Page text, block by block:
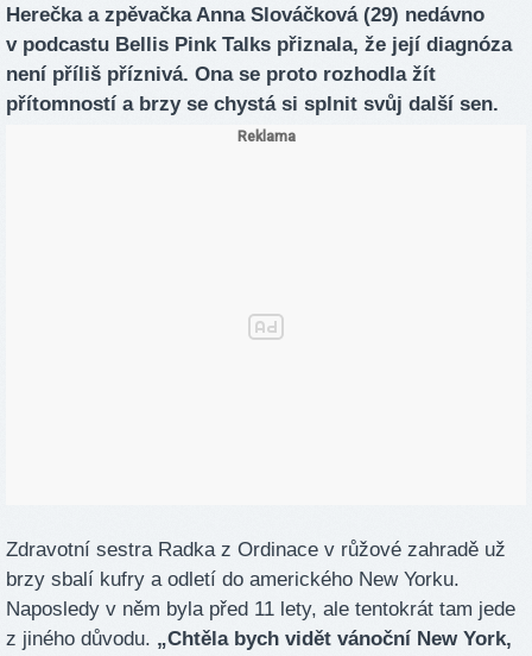
Herečka a zpěvačka Anna Slováčková (29) nedávno
v podcastu Bellis Pink Talks přiznala, že její diagnóza
není příliš příznivá. Ona se proto rozhodla žít
přítomností a brzy se chystá si splnit svůj další sen.
Zdravotní sestra Radka z Ordinace v růžové zahradě už
brzy sbalí kufry a odletí do amerického New Yorku.
Naposledy v něm byla před 11 lety, ale tentokrát tam jede
z jiného důvodu. „Chtěla bych vidět vánoční New York,